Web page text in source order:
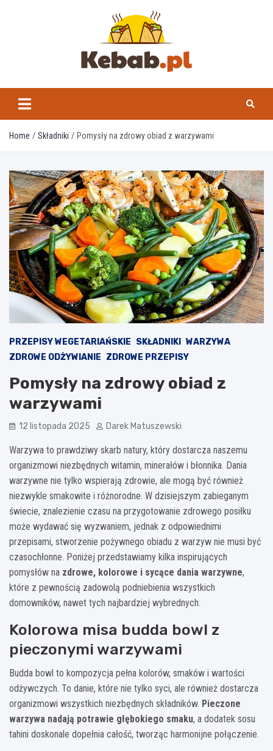
kebab.pl
Home Składniki Pomysły na zdrowy obiad z warzywami
PRZEPISY WEGETARIAŃSKIE SKŁADNIKI
WARZYWA
ZDROWE ODŻYWIANIE ZDROWE PRZEPISY
Pomysły na zdrowy obiad z
warzywami
12 listopada 2025 Darek Matuszewski
Warzywa to prawdziwy skarb natury, który dostarcza naszemu
organizmowi niezbędnych witamin, minerałów i błonnika. Dania
warzywne nie tylko wspierają zdrowie, ale mogą być również
niezwykle smakowite i różnorodne. W dzisiejszym zabieganym
świecie, znalezienie czasu na przygotowanie zdrowego posiłku
może wydawać się wyzwaniem, jednak z odpowiednimi
przepisami, stworzenie pożywnego obiadu z warzyw nie musi być
czasochłonne. Poniżej przedstawiamy kilka inspirujących
pomysłów na zdrowe, kolorowe i sycące dania warzywne,
które z pewnością zadowolą podniebienia wszystkich
domowników, nawet tych najbardziej wybrednych.
Kolorowa misa budda bowl z
pieczonymi warzywami
Budda bowl to kompozycja pełna kolorów, smaków i wartości
odżywczych. To danie, które nie tylko syci, ale również dostarcza
organizmowi wszystkich niezbędnych składników. Pieczone
warzywa nadają potrawie głębokiego smaku, a dodatek sosu
tahini doskonale dopełnia całość, tworząc harmonijne połączenie.